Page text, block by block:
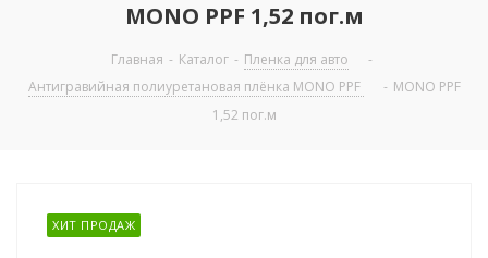
MONO PPF 1,52 пог.м
Главная - Каталог - Пленка для авто
-
Антигравийная полиуретановая плёнка MONO PPF
- MONO PPF
1,52 пог.м
ХИТ ПРОДАЖ